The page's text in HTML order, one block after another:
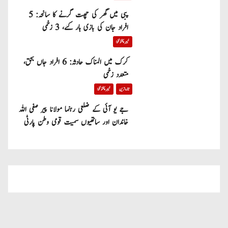
پبی میں گھر کی چھت گرنے کا سانحہ: 5
افراد جان کی بازی ہار گئے، 3 زخمی
خیبر پختونخوا
کرک میں المناک حادثہ: 6 افراد جاں بحق،
متعدد زخمی
تازہ ترین خیبر پختونخوا
جے یو آئی کے ضلعی رہنما مولانا پیر صفی اللہ
خاندان اور ساتھیوں سمیت قومی وطن پارٹی